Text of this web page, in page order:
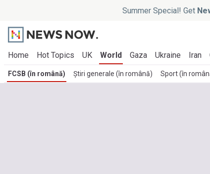
Summer Special! Get
Home Hot Topics UK World Gaza Ukraine Iran
FCSB (în română) Știri generale (în română) Sport (în